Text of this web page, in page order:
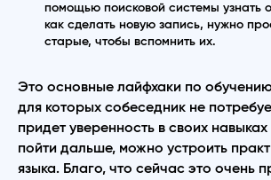
помощью поисковой системы узнать
как сделать новую запись, нужно
старые, чтобы вспомнить их.
Это основные лайфхаки по
для которых собеседник не
придет уверенность в своих навыках
пойти дальше, можно устроить
языка. Благо, что сейчас это очень